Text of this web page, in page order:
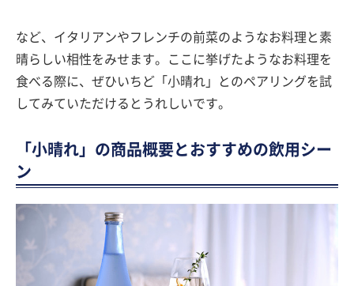
など、イタリアンやフレンチの前菜のようなお料理と素
晴らしい相性をみせます。ここに挙げたようなお料理を
食べる際に、ぜひいちど「小晴れ」とのペアリングを試
してみていただけるとうれしいです。
「小晴れ」の商品概要とおすすめの飲用シー
ン